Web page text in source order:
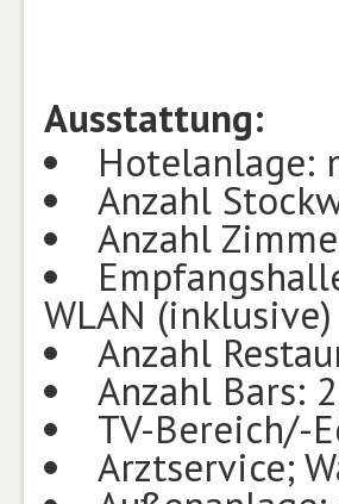
Ausstattung:
Hotelanlage:
Anzahl
Anzahl
WLAN (inklusive)
Anzahl
Anzahl Bars:
TV-Bereich/-
Arztservice;